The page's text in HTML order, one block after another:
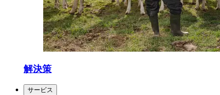
解決策
サービス